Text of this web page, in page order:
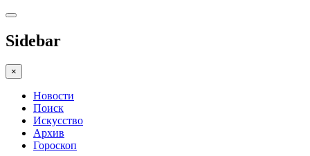
Sidebar
×
Новости
Поиск
Искусство
Архив
Гороскоп